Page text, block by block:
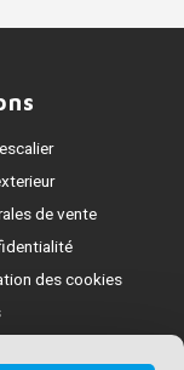
de vente
des cookies